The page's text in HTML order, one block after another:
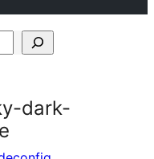
dark-